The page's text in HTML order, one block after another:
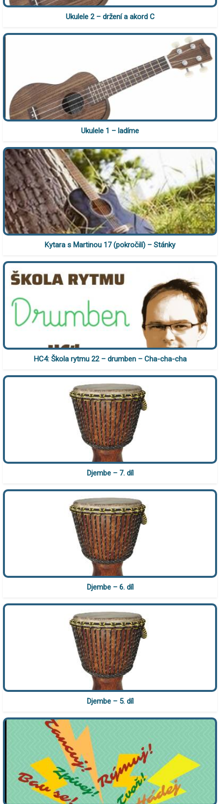
Ukulele 2 – držení a akord C
Ukulele 1 – ladíme
Kytara s Martinou 17 (pokročilí) – Stánky
HC4: Škola rytmu 22 – drumben – Cha-cha-cha
Djembe – 7. díl
Djembe – 6. díl
Djembe – 5. díl